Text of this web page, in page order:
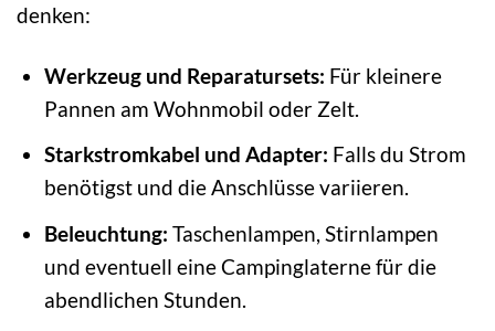
denken:
Werkzeug und Reparatursets: Für kleinere
Pannen am Wohnmobil oder Zelt.
Starkstromkabel und Adapter: Falls du Strom
benötigst und die Anschlüsse variieren.
Beleuchtung: Taschenlampen, Stirnlampen
und eventuell eine Campinglaterne für die
abendlichen Stunden.